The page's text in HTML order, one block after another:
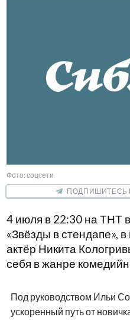
Фото: соцсети
ПОДПИШИТЕСЬ
4 июля в 22:30 на ТНТ
«Звёзды в стендапе»,
актёр Никита
себя в жанре
Под руководством Ильи
ускоренный путь от